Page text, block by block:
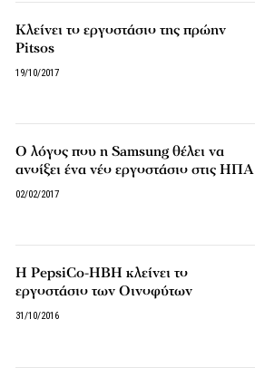
Κλείνει το εργοστάσιο της πρώην
Pitsos
19/10/2017
Ο λόγος που η Samsung θέλει να
ανοίξει ένα νέο εργοστάσιο στις ΗΠΑ
02/02/2017
Η PepsiCo-ΗΒΗ κλείνει το
εργοστάσιο των Οινοφύτων
31/10/2016